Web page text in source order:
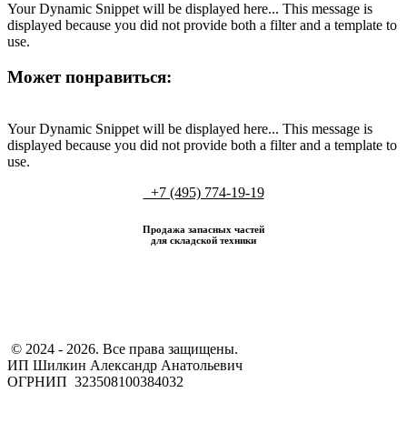
Your Dynamic Snippet will be displayed here... This message is
displayed because you did not provide both a filter and a template to
use.
Может понравиться:
Your Dynamic Snippet will be displayed here... This message is
displayed because you did not provide both a filter and a template to
use.
+7 (495) 774-19-19
Продажа запасных частей
для складской техники
​ © 2024 - 2026. Все права защищены.
ИП Шилкин Александр Анатольевич
ОГРНИП 323508100384032